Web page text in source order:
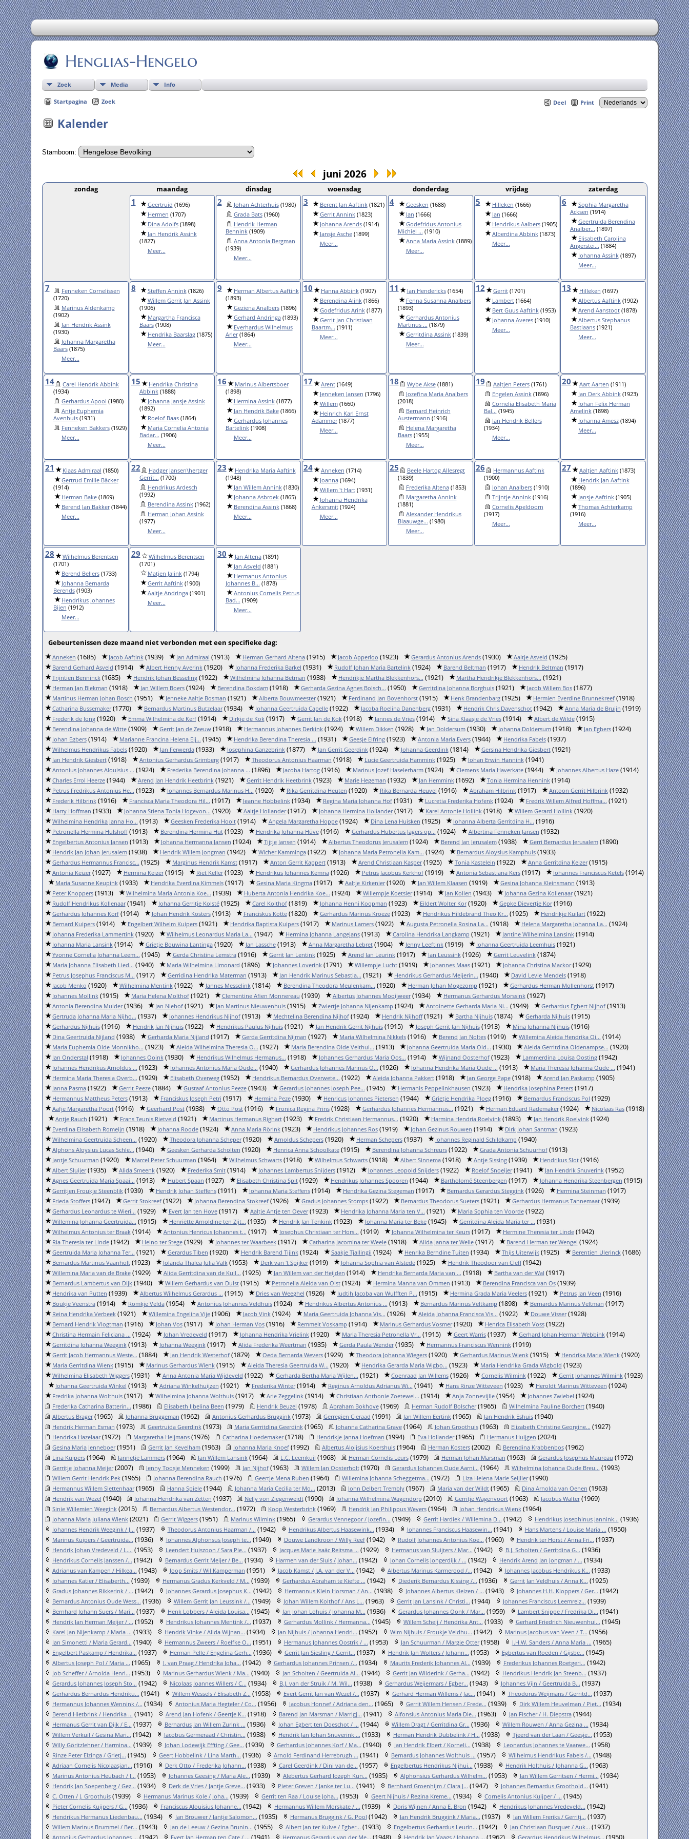
Henglias-Hengelo
Zoek Media Info
Startpagina Zoek Deel Print
Kalender
Stamboom:
juni 2026
zondag maandag dinsdag woensdag donderdag vrijdag zaterdag
1 Geertruid (1696)
Hermen (1707)
Dina Adolfs(1898)
Jan Hendrik Assink
(1827)
Meer...
2 Johan Achterhuis(1980)
Grada Bats(1960)
Hendrik Herman
Bennink(1909)
Anna Antonia Bergman
(1939)
Meer...
3 Berent Jan Aaftink(1821)
Gerrit Annink(1823)
Johanna Arends(1914)
Jansje Asche(1899)
Meer...
4 Geesken (1688)
Jan (1666)
Godefridus Antonius
Michiel ... (1910)
Anna Maria Assink(1889)
Meer...
5 Hilleken (1666)
Jan (1666)
Hendrikus Aalbers(1905)
Alberdina Abbink(1873)
Meer...
6
Sophia Margaretha
Acksen (1914)
Geertruida Berendina
Analber... (1897)
Elisabeth Carolina
Angerstei... (1884)
Johanna Assink(1897)
Meer...
7
Fenneken Cornelissen
(1720)
Marinus Aldenkamp
(1902)
Jan Hendrik Assink
(1930)
Johanna Margaretha
Baars(1875)
Meer...
8 Steffen Annink(1826)
Willem Gerrit Jan Assink
(1906)
Margartha Francisca
Baars(1908)
Hendrika Baarslag(1875)
Meer...
9
Herman Albertus Aaftink
(1893)
Geziena Analbers(1896)
Gerhard Andringa(1893)
Everhardus Wilhelmus
Arler(1864)
Meer...
10 Hanna Abbink(1907)
Berendina Alink(1866)
Godefridus Arink(1877)
Gerrit Jan Christiaan
Baartm... (1911)
Meer...
11 Jan Hendericks(1654)
Fenna Susanna Analbers
(1893)
Gerhardus Antonius
Martinus ... (1879)
Gerritdina Assink(1839)
Meer...
12 Gerrit(1701)
Lambert(1664)
Bert Guus Aaftink(1953)
Johanna Averes(1910)
Meer...
13 Hilleken (1697)
Albertus Aaftink(1902)
Arend Aanstoot(1878)
Albertus Stephanus
Bastiaans(1921)
Meer...
14
Carel Hendrik Abbink
(1934)
Gerhardus Apool (1980)
Antje Euphemia
Avenhuis(1931)
Fenneken Bakkers(1929)
Meer...
15
Hendrika Christina
Abbink(1888)
Johanna Jansje Assink
(1892)
Roelof Baas(1864)
Maria Cornelia Antonia
Badar... (1906)
Meer...
16
Marinus Albertsboer
(1898)
Hermina Assink(1877)
Jan Hendrik Bake(1866)
Gerhardus Johannes
Bartelink(1908)
Meer...
17 Arent(1649)
Jenneken Jansen (1796)
Willem(1660)
Heinrich Karl Ernst
Adämmer(1877)
Meer...
18 Wybe Akse(1881)
Jozefina Maria Analbers
(2018)
Bernard Heinrich
Austermann (1916)
Helena Margaretha
Baars(1955)
Meer...
19 Aaltjen Peters(1761)
Engelen Assink(1896)
Cornelia Elisabeth Maria
Bal... (1945)
Jan Hendrik Bellers
(1934)
Meer...
20 Aart Aarten (1911)
Jan Derk Abbink(1923)
Johan Felix Herman
Amelink(1898)
Johanna Amesz(1894)
Meer...
21 Klaas Admiraal (1850)
Gertrud Emille Bäcker
(1914)
Herman Bake(1869)
Berend Jan Bakker(1844)
Meer...
22
Hadger Jansen\hertger
Gerrit... (1700)
Hendrikus Ardesch
(1992)
Berendina Assink(1962)
Herman Johan Assink
(1977)
Meer...
23
Hendrika Maria Aaftink
(1948)
Jan Willem Annink(1830)
Johanna Asbroek(1865)
Berendina Assink(1868)
Meer...
24 Anneken (1714)
Joanna(1694)
Willem 't Hart(1931)
Johanna Hendrika
Ankersmit(1924)
Meer...
25
Beele Hartog Allesregt
(1839)
Frederika Altena(1853)
Margaretha Annink
(1881)
Alexander Hendrikus
Blaauwge... (1980)
Meer...
26
Hermannus Aaftink
(1900)
Johan Analbers(1910)
Trijntje Annink(1916)
Cornelis Apeldoorn
(1917)
Meer...
27 Aaltjen Aaftink(1873)
Hendrik Jan Aaftink
(1896)
Jansje Aaftink(1905)
Thomas Achterkamp
(1916)
Meer...
28
Wilhelmus Berentsen
(1701)
Berend Bellers(1733)
Johanna Bernarda
Berends(1903)
Hendrikus Johannes
Bijen (1912)
Meer...
29
Wilhelmus Berentsen
(1701)
Matjen Jalink(1794)
Gerrit Aaftink(1900)
Aaltje Andringa(1901)
Meer...
30 Jan Altena(1891)
Jan Asveld (1881)
Hermanus Antonius
Johannes B... (1878)
Antonius Cornelis Petrus
Bad... (1909)
Meer...
Gebeurtenissen deze maand niet verbonden met een specifieke dag:
Anneken (1685) Jacob Aaftink(1939) Jan Admiraal (1913) Herman Gerhard Altena(1915) Jacob Apperloo (1923) Gerardus Antonius Arends(1930) Aaltje Asveld (1925)
Barend Gerhard Asveld (1914) Albert Henny Averink(1920) Johanna Frederika Barkel (1931) Rudolf Johan Maria Bartelink(1924) Barend Beltman (1917) Hendrik Beltman (1917)
Trijntien Benninck(1685) Hendrik Johan Besseling(1922) Wilhelmina Johanna Betman (1938) Hendrikje Martha Blekkenhors... (1921) Martha Hendrikje Blekkenhors... (1921)
Herman Jan Blekman (1918) Jan Willem Boers(1924) Berendina Bokdam(1918) Gerharda Gezina Agnes Bolsch... (1950) Gerritdina Johanna Borghuis(1921) Jacob Willem Bos(1877)
Martinus Herman Johan Bosch (1951) Jenneke Aaltje Bosman (1921) Alberta Bouwmeester(1921) Ferdinand Jan Bovenhorst(1915) Henk Brandenbarg(1925) Hermien Everdine Brunnekreef(1918)
Catharina Bussemaker(1770) Bernardus Martinus Butzelaar(1934) Johanna Geertruida Capelle(1922) Jacoba Roelina Danenberg(1931) Hendrik Chris Davenschot(1942) Anna Maria de Bruijn (1919)
Frederik de Jong(1920) Emma Wilhelmina de Kerf(1914) Dirkje de Kok(1917) Gerrit Jan de Kok(1918) Jannes de Vries(1914) Sina Klaasje de Vries(1914) Albert de Wilde(1915)
Berendina Johanna de Witte(1909) Gerrit Jan de Zeeuw(1918) Hermannus Johannes Derkink(1924) Willem Dikken (1928) Jan Doldersum(1930) Johanna Doldersum(1918) Jan Egbers(1924)
Johan Egbers(1914) Marianne Francina Helena Eij... (1945) Hendrika Berendina Theresia ... (1931) Geesje Elfring(1923) Antonia Maria Evers(1944) Hendrika Fabels(1937)
Wilhelmus Hendrikus Fabels(1920) Jan Ferwerda(1933) Josephina Ganzebrink(1877) Jan Gerrit Geerdink(1924) Johanna Geerdink(1814) Gersina Hendrika Giesbert(1921)
Jan Hendrik Giesbert(1918) Antonius Gerhardus Grimberg(1917) Theodorus Antonius Haarman (1918) Lucie Geertruida Hammink(1925) Johan Erwin Hannink(1941)
Antonius Johannes Alouisius ... (1924) Frederika Berendina Johanna ... (1896) Jacoba Hartog(1916) Marinus Jozef Haselerharm(1924) Clemens Maria Haverkate(1944) Johannes Albertus Haze(1914)
Charles Errol Heerze(1944) Arend Jan Hendrik Heetbrink(1921) Gerrit Hendrik Heetbrink(1923) Marie Hegeman (1932) Jan Hemmink(1692) Tonia Hermina Hennink(1914)
Petrus Fredrikus Antonius He... (1923) Johannes Bernardus Marinus H... (1920) Rika Gerritdina Heuten (1920) Rika Bernarda Heuvel (1916) Abraham Hilbrink(1917) Antoon Gerrit Hilbrink(1932)
Frederik Hilbrink(1916) Francisca Maria Theodora Hil... (1917) Jeanne Hobbelink(1934) Regina Maria Johanna Hof(1931) Lucretia Frederika Hofenk(1924) Fredrik Willem Alfred Hoffma... (1921)
Harry Hoffman (1933) Johanna Stiena Tonia Hogevon... (1920) Aaltje Hollander(1917) Johanna Hermina Hollander(1917) Karel Antonie Hollink(1918) Willem Gerard Hollink(1920)
Wilhelmina Hendrika Janna Ho... (1913) Geesken Frederika Hoolt(1914) Angela Margaretha Hoppe(1924) Dina Lena Huisken (1925) Johanna Alberta Gerritdina H... (1916)
Petronella Hermina Hulshoff(1913) Berendina Hermina Hut(1923) Hendrika Johanna Hüve(1916) Gerhardus Hubertus Jagers op... (1924) Albertina Fenneken Jansen (1932)
Engelbertus Antonius Jansen (1913) Johanna Hermanna Jansen (1924) Tijtje Jansen (1914) Albertus Theodorus Jerusalem(1924) Berend Jan Jerusalem(1938) Gerri Bernardus Jerusalem(1890)
Hendrik Jan Johan Jerusalem(1938) Hendrik Willem Jongman (1942) Wicher Kamminga(1922) Johanna Maria Petronella Kam... (1924) Bernardus Aloysius Kamphuis(1933)
Gerhardus Hermannus Francisc... (1925) Marginus Hendrik Kamst(1917) Anton Gerrit Kappert(1913) Arend Christiaan Kasper(1925) Tonia Kastelein (1922) Anna Gerritdina Keizer(1915)
Antonia Keizer(1927) Hermina Keizer(1915) Riet Keller(1923) Hendrikus Johannes Kemna(1926) Petrus Jacobus Kerkhof(1919) Antonia Sebastiana Kers(1917) Johannes Franciscus Ketels(1914)
Maria Susanne Keupink(1933) Hendrika Everdina Kimmels(1917) Gesina Maria Kingma(1917) Aaltje Kirkenier(1920) Jan Willem Klaasen (1919) Gesina Johanna Kleinsmann (1913)
Peter Knoppers(1913) Wilhelmina Maria Antonia Koe... (1939) Huberta Antonia Hendrika Koe... (1924) Willempje Koetsier(1914) Jan Kollen (1943) Johanna Gezina Kollenaar(1921)
Rudolf Hendrikus Kollenaar(1941) Johanna Gerritje Kolsté(1925) Carel Kolthof(1819) Johanna Henni Koopman (1923) Eildert Wolter Kor(1920) Gepke Dievertje Kor(1916)
Gerhardus Johannes Korf(1914) Johan Hendrik Kosters(1913) Franciskus Kotte(1820) Gerhardus Marinus Kroeze(1923) Hendrikus Hildebrand Theo Kr... (1925) Hendrikje Kuilart(1922)
Bernard Kuipers(1914) Engelbert Wilhelm Kuipers(1921) Hendrika Baptista Kuipers(1917) Marinus Lamers(1922) Augusta Petronella Rosina La... (1918) Helena Margaretha Johanna La... (1924)
Johanna Frederika Lammertink(1920) Wilhelmus Leonardus Maria La... (1947) Hermina Johanna Langejans(1913) Carolina Hendrika Langkamp (1921) Jantine Wilhelmina Lansink(1914)
Johanna Maria Lansink(1914) Grietje Bouwina Lantinga(1920) Jan Lassche(1913) Anna Margaretha Lebret(1904) Jenny Leeftink(1919) Johanna Geertruida Leemhuis(1921)
Yvonne Cornelia Johanna Leem... (1945) Gerda Christina Lemstra(1916) Gerrit Jan Lentink(1925) Arend Jan Leurink(1917) Jan Leussink(1926) Gerrit Leuvelink(1874)
Maria Johanna Elisabeth Lied... (1940) Maria Wilhelmina Limonard (1896) Johannes Loverink(1791) Willempje Lucht(1919) Johannes Maas(1921) Johanna Christina Mackor(1929)
Petrus Josephus Franciscus M... (1917) Gerridina Hendrika Materman (1913) Jan Hendrik Marinus Sebastia... (1921) Hendrikus Gerhardus Meijerin... (1940) David Levie Mendels(1918)
Jacob Menko (1920) Wilhelmina Mentink(1922) Jannes Messelink(1814) Berendina Theodora Meulenkam... (1920) Herman Johan Mogezomp (1921) Gerhardus Herman Mollenhorst(1917)
Johannes Mollink(1915) Maria Helena Molthof(1921) Clementine Afien Monnereau (1939) Albertus Johannes Mooijweer(1934) Hermanus Gerhardus Morssink(1927)
Antonia Berendina Mulder(1936) Jan Niehof(1921) Jan Martinus Nieuwenhuis(1915) Zwiertje Johanna Nijenkamp (1924) Antoinette Gerharda Maria Ni... (1949) Gerhardus Egbert Nijhof(1913)
Gertruda Johanna Maria Nijho... (1937) Johannes Hendrikus Nijhof(1913) Mechtelina Berendina Nijhof(1924) Hendrik Nijhoff(1921) Bartha Nijhuis(1874) Gerharda Nijhuis(1915)
Gerhardus Nijhuis(1916) Hendrik Jan Nijhuis(1922) Hendrikus Paulus Nijhuis(1921) Jan Hendrik Gerrit Nijhuis(1915) Joseph Gerrit Jan Nijhuis(1913) Mina Johanna Nijhuis(1916)
Dina Geertruida Nijland (1938) Gerharda Maria Nijland (1917) Gerda Gerritdina Nijman (1927) Maria Wilhelmina Nikkels(1916) Berend Jan Noltes(1919) Willemina Aleida Hendrika Oi... (1914)
Maria Euphemia Olde Monnikho... (1923) Aleida Wilhelmina Theresia O... (1927) Maria Berendina Olde Velthui... (1913) Johanna Geertruida Maria Old... (1930) Aleida Gerritdina Oldenampse... (1920)
Jan Onderstal (1918) Johannes Ooink(1930) Hendrikus Wilhelmus Hermanus... (1918) Johannes Gerhardus Maria Oos... (1914) Wijnand Oosterhof(1923) Lammerdina Louisa Oosting(1942)
Johannes Hendrikus Arnoldus ... (1923) Johannes Antonius Maria Oude... (1940) Gerhardus Johannes Marinus O... (1926) Johanna Hendrika Maria Oude ... (1913) Maria Theresia Johanna Oude ... (1941)
Hermina Maria Theresia Overb... (1929) Elisabeth Overweg(1952) Hendrikus Bernardus Overwete... (1922) Aleida Johanna Pakkert(1918) Jan George Pape(1918) Arend Jan Paskamp (1905)
Janna Pasma(1922) Gerrit Peeze(1884) Gustaaf Antonius Peeze(1943) Gerardus Johannes Joseph Pee... (1945) Hermanis Peppelinkhausen (1923) Hendrika Josephina Peters(1917)
Hermannus Mattheus Peters(1913) Franciskus Joseph Petri (1917) Hermina Peze(1930) Henricus Johannes Pietersen (1944) Grietje Hendrika Ploeg(1916) Bernardus Franciscus Pol (1929)
Aafje Margaretha Poort(1916) Geerhard Post(1938) Otto Post(1916) Fronica Regina Prins(1928) Gerhardus Johannes Hermannus... (1921) Herman Eduard Rademaker(1924) Nicolaas Ras(1918)
Antje Rauch (1921) Frans Teunis Rietveld (1921) Martinus Hermanus Righart(1923) Fredrik Christiaan Hermannus... (1920) Harmina Hendria Roelvink(1893) Jan Hendrik Roelvink(1924)
Everdina Elisabeth Romeijn (1918) Johanna Roode(1924) Anna Maria Rörink(1923) Hendrikus Johannes Ros(1919) Johan Gezinus Rouwen (1914) Dirk Johan Santman (1923)
Wilhelmina Geertruida Scheen... (1920) Theodora Johanna Scheper(1920) Arnoldus Schepers(1920) Herman Schepers(1937) Johannes Reginald Schildkamp (1940)
Alphons Aloysius Lucas Schle... (1940) Geesken Gerharda Scholten (1920) Henrica Anna Schoolkate(1915) Berendina Johanna Schreurs(1922) Grada Antonia Schuurhof(1913)
Jantje Schuurman (1920) Marcel Peter Schuurman (1964) Wilhelmus Schwarts(1918) Wilhelmus Schwarts(1918) Albert Sinnema(1918) Antje Sissing(1939) Hendrikus Slot(1916)
Albert Sluijer(1935) Alida Smeenk(1920) Frederika Smit(1914) Johannes Lambertus Snijders(1912) Johannes Leopold Snijders(1922) Roelof Snoeijer(1941) Jan Hendrik Snuverink(1952)
Agnes Geertruida Maria Spaai... (1913) Hubert Spaan (1927) Elisabeth Christina Spit(1929) Hendrikus Johannes Spooren (1944) Bartholomé Steenbergen (1917) Johanna Hendrika Steenbergen (1915)
Gerritjen Froukje Steenblik(1939) Hendrik Johan Steffens(1911) Johanna Maria Steffens(1914) Hendrika Gezina Stegeman (1917) Bernardus Gerardus Steggink(1926) Hermina Steinman (1917)
Frieda Stoffers(1947) Gerrit Stokreef(1922) Johanna Berendina Stokreef(1926) Gradus Johannes Stomps(1922) Bernardus Theodorus Sueters(1921) Gerhardus Hermanus Tannemaat(1939)
Gerhardus Leonardus te Wieri... (1929) Evert Jan ten Hove(1917) Aaltje Antje ten Oever(1923) Hendrika Johanna Maria ten V... (1921) Maria Sophia ten Voorde(1922)
Willemina Johanna Geertruida... (1915) Henriëtte Arnoldine ten Zijt... (1935) Hendrik Jan Tenkink(1923) Johanna Maria ter Beke(1945) Gerritdina Aleida Maria ter ... (1931)
Wilhelmus Antonius ter Braak(1914) Antonius Henricus Johannes t... (1917) Josephus Christiaan ter Hors... (1919) Johanna Wilhelmina ter Keurs(1917) Hermine Theresia ter Linde(1942)
Ria Theresia ter Linde(1942) Heino ter Stege(1929) Johannes ter Waarbeek(1917) Catharina Jacomina ter Weele(1918) Alida Janna ter Welle(1917) Barend Herman ter Wengel (1924)
Geertruida Maria Johanna Ter... (1921) Gerardus Tiben (1920) Hendrik Barend Tijink(1924) Saakje Tjallingii (1924) Henrika Berndine Tuiten (1934) Thijs Uiterwijk(1925) Berentien Ulerinck(1686)
Bernardus Martinus Vaanholt(1923) Jolanda Thalea Julia Valk(1953) Derk van 't Spijker(1919) Johanna Sophia van Alstede(1925) Hendrik Theodoor van Cleff(1942)
Willemina Maria van de Brake(1929) Alida Gerritdina van de Kuil... (1925) Jan Willem van der Heijden (1914) Hendrika Bernarda Maria van ... (1918) Bartha van der Wal (1917)
Bernardus Lambertus van Dijk(1940) Willem Gerhardus van Duist(1915) Petronella Aleida van Olst(1924) Hermina Manna van Ommen (1913) Berendina Francisca van Os(1939)
Hendrika van Putten (1939) Albertus Wilhelmus Gerardus ... (1915) Dries van Weeghel (1926) Judtih Jacoba van Wulfften P... (1915) Hermina Grada Maria Veelers(1921) Petrus Jan Veen (1916)
Boukje Veenstra(1914) Romkje Velda(1954) Antonius Johannes Veldhuis(1924) Hendrikus Albertus Antonius ... (1913) Bernardus Marinus Veltkamp (1898) Bernardus Marinus Veltman (1917)
Reina Hendrika Verbeek(1921) Willemina Engelina Vije(1906) Jacob Vink(1924) Maria Geertruida Johanna Vis... (1926) Aleida Johanna Francisca Vis... (1922) Douwe Visser(1928)
Bernard Hendrik Vlogtman (1916) Johan Vos(1917) Johan Herman Vos(1916) Remmelt Voskamp (1914) Marinus Gerhardus Vosmer(1920) Henrica Elisabeth Voss(1922)
Christina Hermain Feliciana ... (1924) Johan Vredeveld (1917) Johanna Hendrika Vrielink(1920) Maria Theresia Petronella Vr... (1915) Geert Warris(1937) Gerhard Johan Herman Webbink(1914)
Gerritdina Johanna Weegink(1913) Johanna Weegink(1917) Alida Frederika Weertman (1935) Gerda Paula Wender(1935) Hermannus Franciscus Wennink(1919)
Gerrit Jacob Hermannus Weste... (1884) Jan Hendrik Westerhof(1879) Oeda Bernarda Wevers(1929) Theodora Johanna Wiegers(1920) Gerhardus Marinus Wienk(1915) Hendrika Maria Wienk(1920)
Maria Gerritdina Wienk(1915) Marinus Gerhardus Wienk(1915) Aleida Theresia Geertruida W... (1920) Hendrika Gerarda Maria Wigbo... (1923) Maria Hendrika Grada Wigbold (1923)
Wilhelmina Elisabeth Wiggers(1931) Anna Antonia Maria Wijdeveld (1922) Gerharda Bertha Maria Wijlen... (1921) Coenraad Jan Willems(1926) Cornelis Wilmink(1922) Gerrit Johannes Wilmink(1923)
Johanna Geertruida Winkel (1913) Adriana Winkelhuijzen (1921) Frederika Winter(1914) Reginus Arnoldus Adrianus Wi... (1941) Hans Rinze Witteveen (1923) Heroldt Marinus Witteveen (1924)
Fredrika Johanna Wolthuis(1917) Wilhelmina Johanna Wolthuis(1917) Arie Zeggelink(1914) Christiaan Anthonie Zoetewei... (1914) Anja Zonnevijlle(1954) Johannes Zwiebel (1924)
Frederika Catharina Batterin... (1986) Elisabeth IJbelina Been (1979) Hendrik Beuzel (1978) Abraham Bokhove(1969) Herman Rudolf Bolscher(1965) Wilhelmina Pauline Borchert(1940)
Albertus Brager(1965) Johanna Bruggeman (1962) Antonius Gerhardus Bruggink(1973) Gerregien Cieraad (1991) Jan Willem Eertink(1965) Jan Hendrik Eshuis(1940)
Hendrik Herman Esman (1973) Geertruida Geerdink(1973) Maria Gerritdina Geerdink(1965) Johanna Catharina Grave(1964) Johan Groothuis(1963) Elizabeth Christine Georgine... (1927)
Hendrika Hazelaar(1972) Margaretha Heijmans(1976) Catharina Hoedemaker(1718) Hendrikje Janna Hoefman (1994) Eva Hollander(1965) Hermanus Huijgen (2024)
Gesina Maria Jenneboer(1951) Gerrit Jan Kevelham(1963) Johanna Maria Knoef(1992) Albertus Aloijsius Koershuis(1964) Herman Kosters(2002) Berendina Krabbenbos(1962)
Lina Kuipers(1964) Jannetje Lammers(1964) Jan Willem Lansink(1964) L.C. Leemkuil (1968) Herman Cornelis Leurs(1979) Herman Johan Marsman (1963) Gerardus Josephus Maureau (1972)
Gerritje Johanna Meijer(2007) Jenny Toosje Menneken (1999) Jan Nijhof(1963) Willem Jan Oosterholt(1970) Gerardus Johannes Oude Aarni... (1964) Wilhelmina Johanna Oude Breu... (1993)
Willem Gerrit Hendrik Pek(1965) Johanna Berendina Rauch (1976) Geertje Mena Ruben (1964) Willemina Johanna Scheggetma... (1972) Liza Helena Marie Seijller(1990)
Hermannus Willem Slettenhaar(1965) Hanna Spiele(1944) Johanna Maria Cecilia ter Mo... (2013) John Delbert Trembly(1967) Maria van der Wildt(1965) Dina Arnolda van Oenen (1963)
Hendrik van Wezel (1940) Johanna Hendrika van Zetten (1937) Nelly von Ziegenweidt(1990) Johanna Wilhelmina Wagendorp (2010) Gerritje Wagenvoort(1963) Jacobus Walter(1969)
Sinie Willemien Weegink(2015) Bernardus Albertus Westendor... (1972) Koop Westerbrink(1969) Hendrik Jan Philippus Wevers(1964) Johan Hendrikus Wienk(1964)
Johanna Maria Juliana Wienk(2021) Gerrit Wiggers(1951) Marinus Wilmink(1965) Gerardus Vennegoor / Jozefin... (1949) Gerrit Hardiek / Willemina D... (1942) Hendrikus Josephinus Jannink... (1936)
Johannes Hendrik Weegink / J... (1937) Theodorus Antonius Haarman /... (1942) Hendrikus Albertus Haasewink... (1934) Johannes Franciscus Haasewin... (1941) Hans Martens / Louise Maria ... (1950)
Marinus Kuipers / Geertruida... (1936) Johannes Alphonsus Joseph te... (1949) Douwe Landkroon / Willy Reef(1942) Rudolf Johannes Antonius Koe... (1960) Hendrik ter Horst / Anna Fri... (1937)
Hendrik Johan Vredeveld / L.... (1953) Leendert Huiszoon / Sara Pie... (1937) Jacques Marie Isaäc Reitsma ... (1929) Hermanus van Sluijters / Mar... (1942) B.J. Scholten / Gerritdina G... (1936)
Hendrikus Cornelis Janssen /... (1942) Bernardus Gerrit Meijer / Be... (1934) Harmen van der Sluis / Johan... (1942) Johan Cornelis Jongerdijk / ... (1942) Hendrik Arend Jan Jongman / ... (1934)
Adrianus van Kampen / Hilkea... (1943) Joop Smits / Wil Kamperman (1951) Jacob Kamst / J.A. van der V... (1942) Albertus Marinus Karmerood /... (1942) Johannes Jacobus Hendrikus K... (1933)
Johannes Katier / Elisaberth... (1939) Hermanus Gradus Kerkveld / M... (1939) Gerhardus Abraham te Kiefte ... (1942) Diederik Bernardus Kissing /... (1936) Gerrit Jan Veldhuis / Anna K... (1925)
Gradus Johannes Rikkerink / ... (1942) Johannes Gerardus Josephus K... (1942) Hermannus Klein Horsman / An... (1938) Johannes Albertus Kleizen / ... (1943) Johannes H.H. Kloppers / Ger... (1942)
Bernardus Antonius Oude Wess... (1936) Willem Gerrit Jan Leussink /... (1949) Johan Willem Kolthof / Ans L... (1963) Gerrit Jan Lansink / Christi... (1944) Johannes Franciscus Leemreiz... (1939)
Bernhard Johann Suers / Mari... (1937) Henk Lobbers / Aleida Louisa... (1945) Jan Johan Lohuis / Johanna M... (1936) Gerardus Johannes Oonk / Mar... (1959) Lambert Snippe / Fredrika Di... (1941)
Hendrik Jan Herman Meijer / ... (1952) Hendrikus Johannes Mentink /... (1937) Gerhardus Mollink / Hermanna... (1945) Willem Scheij / Hendrika Ant... (1933) Gerhard Friedrich Nieuwenhui... (1945)
Karel Jan Nijenkamp / Maria ... (1933) Hendrik Vinke / Alida Wijnan... (1934) Jan Nijhuis / Johanna Hendri... (1952) Wim Nijhuis / Froukje Veldhu... (1942) Marinus Jacobus van Veen / T... (1956)
Jan Simonetti / Maria Gerard... (1940) Hermannus Zweers / Roelfke O... (1951) Hermanus Johannes Oostrik / ... (1953) Jan Schuurman / Margje Otter(1958) J.H.W. Sanders / Anna Maria ... (1965)
Engelbert Paskamp / Hendrika... (1937) Herman Pelle / Engelina Gerh... (1936) Gerrit Jan Siesling / Gerrit... (1937) Hendrik Jan Wolters / Johann... (1953) Egbertus van Roeden / Gijsbe... (1945)
Albertus Joseph Pol / Maria ... (1965) J. van Praag / Hendrika Joha... (1942) Gerhardus Johannes Prinsen /... (1934) Maurits Frederik Johannes Al... (1939) Frederikus Johannes Roetgeri... (1942)
Job Scheffer / Arnolda Henri... (1953) Marinus Gerhardus Wienk / Ma... (1940) Jan Scholten / Geertruida Al... (1944) Gerrit Jan Wilderink / Gerha... (1942) Hendrikus Hendrik Jan Steenb... (1937)
Gerardus Johannes Joseph Sto... (1942) Nicolaas Joannes Willers / C... (1934) B.J. van der Struik / M. Wil... (1938) Gerhardus Weijermars / Egber... (1943) Johannes Vijn / Geertruida B... (1937)
Gerhardus Bernardus Hendriku... (1941) Willem Wessels / Elisabeth Z... (1958) Evert Gerrit Jan van Wezel /... (1937) Gerhard Herman Willems / Jac... (1941) Theodorus Weijmans / Gerritd... (1937)
Hermannus Johannes Wennink /... (1934) Antonius Maria Hegteler / Co... (1956) Jacobus Honnef / Adriana den... (1965) Gerrit Willem Hensen / Frede... (1939) Dirk Willem Heuvelman / Piet... (1934)
Berend Hietbrink / Hendrika ... (1941) Arend Jan Hofenk / Geertje K... (1918) Barend Jan Marsman / Marrigj... (1941) Alfonsius Antonius Maria Die... (1963) Jan Fischer / H. Diepstra(1944)
Hermanus Gerrit van Dijk / E... (1937) Bernardus Jan Willem Zurink ... (1936) Johan Egbert ten Doeschot / ... (1944) Willem Dragt / Gerritdina Gr... (1936) Willem Rouwen / Anna Gezina ... (1934)
Willem Verkuil / Gesina Mari... (1942) Jacobus Germeraad / Christin... (1938) Hendrik Jan Johan Snuverink ... (1933) Herman Hendrik Dubbelink / H... (1938) Tjeerd van der Laan / Geesje... (1953)
Willy Göritzlehner / Harmina... (1939) Johan Lodewijk Effting / Gee... (1939) Gerhardus Johannes Korf / Ma... (1940) Jan Hendrik Elbert / Korneli... (1938) Leonardus Johannes te Vaarwe... (1958)
Rinze Peter Elzinga / Grietj... (1945) Geert Hobbelink / Lina Marth... (1936) Arnold Ferdinand Herrebrugh ... (1941) Bernardus Johannes Wolthuis ... (1957) Wilhelmus Hendrikus Fabels /... (1948)
Adriaan Cornelis Nicolaasjan... (1916) Derk Otto / Frederika Johann... (1938) Carel Geerdink / Dini van de... (1957) Engelbertus Hendrikus Nijhui... (1938) Hendrik Holthuis / Johanna G... (1963)
Marinus Antonius Heubach / J... (1953) Johannes Geesing / Maria Ale... (1939) Alebertus Gerhard Jozeph Kun... (1935) Alphonsius Gerhardus Wilhelm... (1953) Jan Willem Gerritsen / Hermi... (1934)
Hendrik Jan Soepenberg / Gez... (1934) Derk de Vries / Jantje Greve... (1933) Pieter Greven / Janke ter Lu... (1941) Bernhard Groenhijm / Clara J... (1947) Johannes Bernardus Groothold... (1941)
C. Otten / J. Groothuis(1939) Hermanus Marinus Kole / Joha... (1939) Gerrit ten Raa / Louise Joha... (1953) Geert Nijhuis / Regina Kreme... (1934) Cornelis Antonius Kuijper / ... (1945)
Pieter Cornelis Kuijpers / G... (1936) Franciscus Alouisius Johanne... (1942) Hermannus Willem Morskate / ... (1939) Doris Wijnen / Anna E. Bron (1942) Hendrikus Johannes Vredeveld... (1942)
Hendrikus Hermanus Liedenbau... (1934) Jan Brouwer / Jantje Salomon... (1935) Hermanus Bruggink / G. Pool (1942) Jan Hendrik Bruggink / Maria... (1937) Jan Willem Freriks / Gerritj... (1937)
Willem Marinus Brummel / Ber... (1943) Jan de Leeuw / Gezina Brunin... (1955) Albert Jan ter Kulve / Egber... (1933) Engelbertus Gerhardus Leurin... (1942) Jan Christiaan Busquet / Auk... (1937)
Antonius Gerhardus Johannes ... (1942) Evert Jan Herman ten Cate / ... (1941) Hermanus Gerardus van der Me... (1948) Hendrik Jan Vaags / Johanna ... (1962) Gerardus Hendrikus Wilhelmus... (1950)